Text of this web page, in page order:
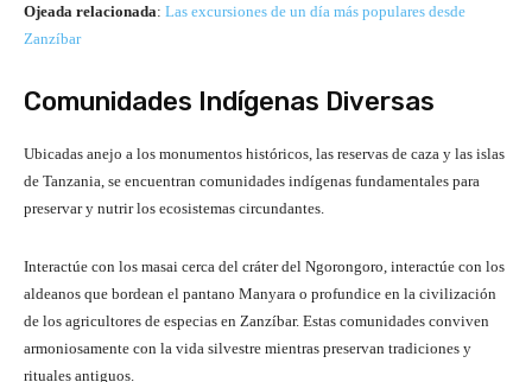
Ojeada relacionada: Las excursiones de un día más populares desde
Zanzíbar
Comunidades Indígenas Diversas
Ubicadas anejo a los monumentos históricos, las reservas de caza y las islas
de Tanzania, se encuentran comunidades indígenas fundamentales para
preservar y nutrir los ecosistemas circundantes.
Interactúe con los masai cerca del cráter del Ngorongoro, interactúe con los
aldeanos que bordean el pantano Manyara o profundice en la civilización
de los agricultores de especias en Zanzíbar. Estas comunidades conviven
armoniosamente con la vida silvestre mientras preservan tradiciones y
rituales antiguos.